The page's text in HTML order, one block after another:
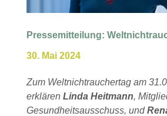
Pressemitteilung:
30. Mai 2024
Zum Weltnichtrauchertag am
erklären Linda Heitmann,
Gesundheitsausschuss, und